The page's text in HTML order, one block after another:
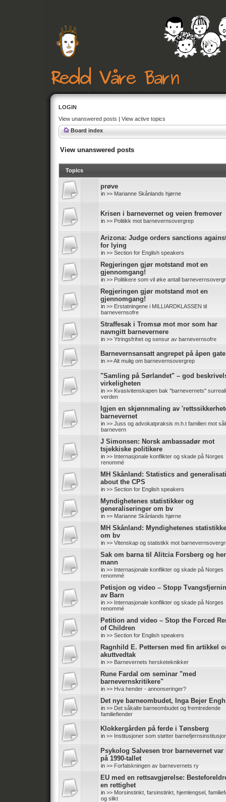
LOGIN
View unanswered posts | View active topics
Board index
View unanswered posts
Topics
prøve
in >> Marianne Skånlands hjørne
Krisen i barnevernet og veien fremover
in >> Politikk mot barnevernsovergrep
Arizona: Judge orders sanctions
for lying
in >> Section for English speakers
Regjeringen gjør motstand mot en
gjennomgang!
in >> Politikere som vil øke antall
Regjeringen gjør motstand mot en
gjennomgang!
in >> Erstatningene i MILLIARDKLASSEN til
barnevernsofre
Straffesak i Tromsø mot mor som har
navngitt barnevernere
in >> Ytringsfrihet og sensur av barnevernsofre
Barnevernsansatt angrepet på åpen gate
in >> Alt mulig om barnevernsovergrep
"Samling på Sørlandet" – god
virkeligheten
in >> Kvasivitenskapen bak ''barnevernets''
verden
Igjen en skjønnmaling av
barnevernet
in >> Juss og advokatpraksis m.h.t familien mot
barnevern
J Simonsen: Norsk ambassadør mot
tsjekkiske politikere
in >> Internasjonale konflikter og skade på Norges
renommé
MH Skånland: Statistics and
about the CPS
in >> Section for English speakers
Myndighetenes statistikker og
generaliseringer om bv
in >> Marianne Skånlands hjørne
MH Skånland: Myndighetenes
om bv
in >> Vitenskap og statistikk mot
Sak om barna til Alitcia Forsberg og
mann
in >> Internasjonale konflikter og skade på Norges
renommé
Petisjon og video – Stopp
av Barn
in >> Internasjonale konflikter og skade på Norges
renommé
Petition and video – Stop the Forced
of Children
in >> Section for English speakers
Ragnhild E. Pettersen med fin artikkel
akuttvedtak
in >> Barnevernets hersketeknikker
Rune Fardal om seminar "med
barnevernskritikere"
in >> Hva hender - annonseringer?
Det nye barneombudet, Inga Bejer Engh
in >> Det såkalte barneombudet og fremtredende
familiefiender
Klokkergården på ferde i Tønsberg
in >> Institusjoner som støtter
Psykolog Salvesen tror barnevernet var
på 1990-tallet
in >> Forfalskningen av barnevernets ry
EU med en rettsavgjørelse:
en rettighet
in >> Morsinstinkt, farsinstinkt, hjemlengsel,
og slikt